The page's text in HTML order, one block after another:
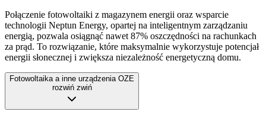
Połączenie fotowoltaiki z magazynem energii oraz wsparcie
technologii Neptun Energy, opartej na inteligentnym zarządzaniu
energią, pozwala osiągnąć nawet 87% oszczędności na rachunkach
za prąd. To rozwiązanie, które maksymalnie wykorzystuje potencjał
energii słonecznej i zwiększa niezależność energetyczną domu.
Fotowoltaika a inne urządzenia OZE
rozwiń zwiń